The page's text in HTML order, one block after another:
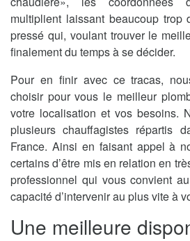
multiplient laissant beaucoup trop
pressé qui, voulant trouver le
finalement du temps à se décider.
Pour en finir avec ce tracas,
choisir pour vous le meilleur
votre localisation et vos besoins.
plusieurs chauffagistes répartis
France. Ainsi en faisant appel à
certains d’être mis en relation en
professionnel qui vous convient
capacité d’intervenir au plus vite à
Une meilleure